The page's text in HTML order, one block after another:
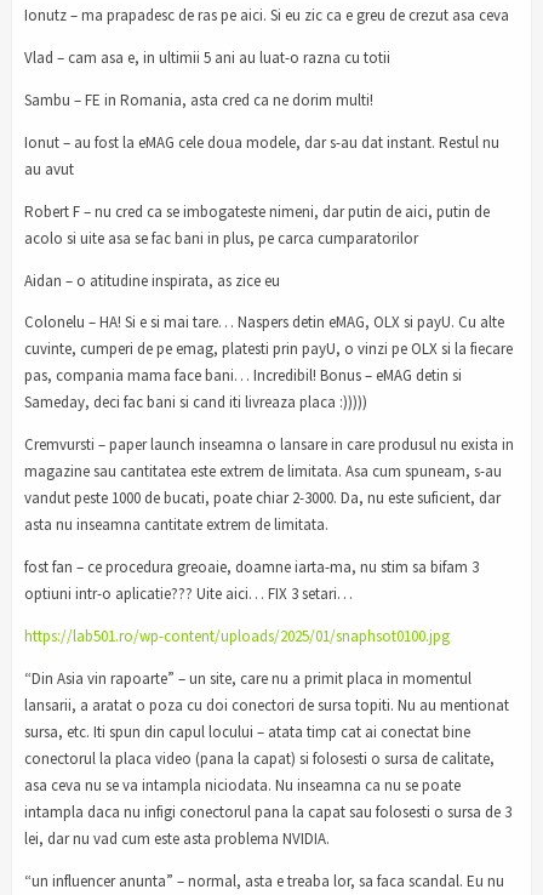
Ionutz – ma prapadesc de ras pe aici. Si eu zic ca e greu de crezut asa ceva
Vlad – cam asa e, in ultimii 5 ani au luat-o razna cu totii
Sambu – FE in Romania, asta cred ca ne dorim multi!
Ionut – au fost la eMAG cele doua modele, dar s-au dat instant. Restul nu
au avut
Robert F – nu cred ca se imbogateste nimeni, dar putin de aici, putin de
acolo si uite asa se fac bani in plus, pe carca cumparatorilor
Aidan – o atitudine inspirata, as zice eu
Colonelu – HA! Si e si mai tare… Naspers detin eMAG, OLX si payU. Cu alte
cuvinte, cumperi de pe emag, platesti prin payU, o vinzi pe OLX si la fiecare
pas, compania mama face bani… Incredibil! Bonus – eMAG detin si
Sameday, deci fac bani si cand iti livreaza placa :)))))
Cremvursti – paper launch inseamna o lansare in care produsul nu exista in
magazine sau cantitatea este extrem de limitata. Asa cum spuneam, s-au
vandut peste 1000 de bucati, poate chiar 2-3000. Da, nu este suficient, dar
asta nu inseamna cantitate extrem de limitata.
fost fan – ce procedura greoaie, doamne iarta-ma, nu stim sa bifam 3
optiuni intr-o aplicatie??? Uite aici… FIX 3 setari…
https://lab501.ro/wp-content/uploads/2025/01/snaphsot0100.jpg
“Din Asia vin rapoarte” – un site, care nu a primit placa in momentul
lansarii, a aratat o poza cu doi conectori de sursa topiti. Nu au mentionat
sursa, etc. Iti spun din capul locului – atata timp cat ai conectat bine
conectorul la placa video (pana la capat) si folosesti o sursa de calitate,
asa ceva nu se va intampla niciodata. Nu inseamna ca nu se poate
intampla daca nu infigi conectorul pana la capat sau folosesti o sursa de 3
lei, dar nu vad cum este asta problema NVIDIA.
“un influencer anunta” – normal, asta e treaba lor, sa faca scandal. Eu nu